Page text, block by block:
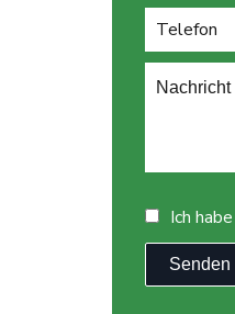
Ich
Senden